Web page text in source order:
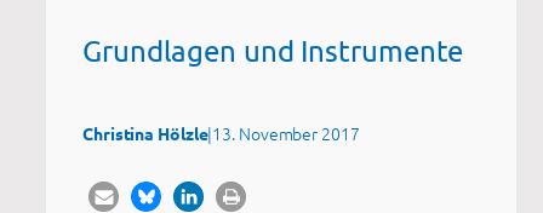
Grundlagen und Instrumente
Christina Hölzle|13. November 2017